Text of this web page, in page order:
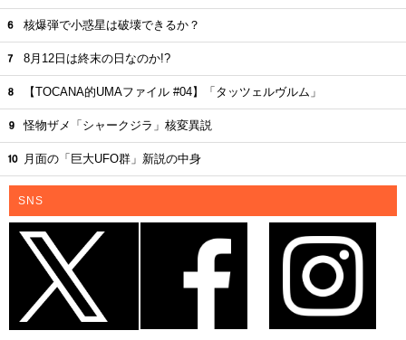
核爆弾で小惑星は破壊できるか？
8月12日は終末の日なのか!?
【TOCANA的UMAファイル #04】「タッツェルヴルム」
怪物ザメ「シャークジラ」核変異説
月面の「巨大UFO群」新説の中身
SNS